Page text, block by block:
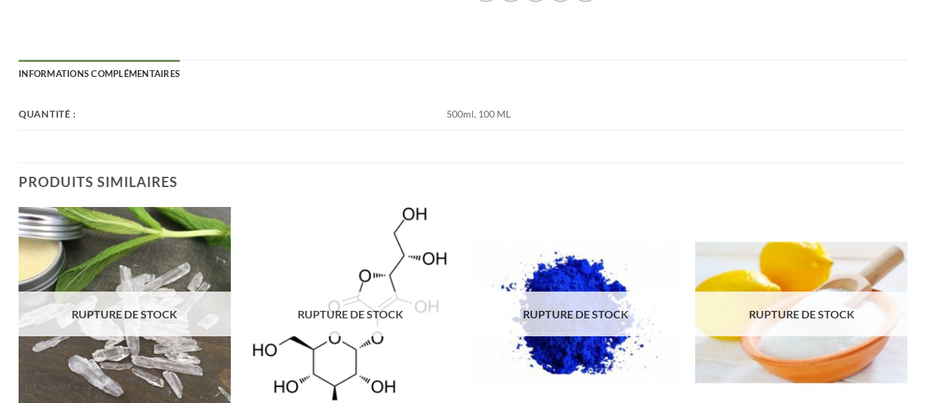
INFORMATIONS COMPLÉMENTAIRES
QUANTITÉ : 500ml, 100 ML
PRODUITS SIMILAIRES
RUPTURE DE STOCK RUPTURE DE STOCK RUPTURE DE STOCK RUPTURE DE STOCK